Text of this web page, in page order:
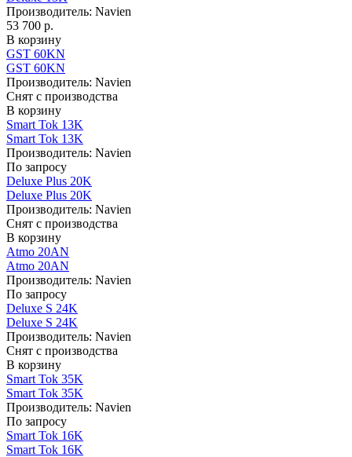
Производитель: Navien
53 700 р.
В корзину
GST 60KN
GST 60KN
Производитель: Navien
Снят с производства
В корзину
Smart Tok 13K
Smart Tok 13K
Производитель: Navien
По запросу
Deluxe Plus 20K
Deluxe Plus 20K
Производитель: Navien
Снят с производства
В корзину
Atmo 20AN
Atmo 20AN
Производитель: Navien
По запросу
Deluxe S 24K
Deluxe S 24K
Производитель: Navien
Снят с производства
В корзину
Smart Tok 35K
Smart Tok 35K
Производитель: Navien
По запросу
Smart Tok 16K
Smart Tok 16K